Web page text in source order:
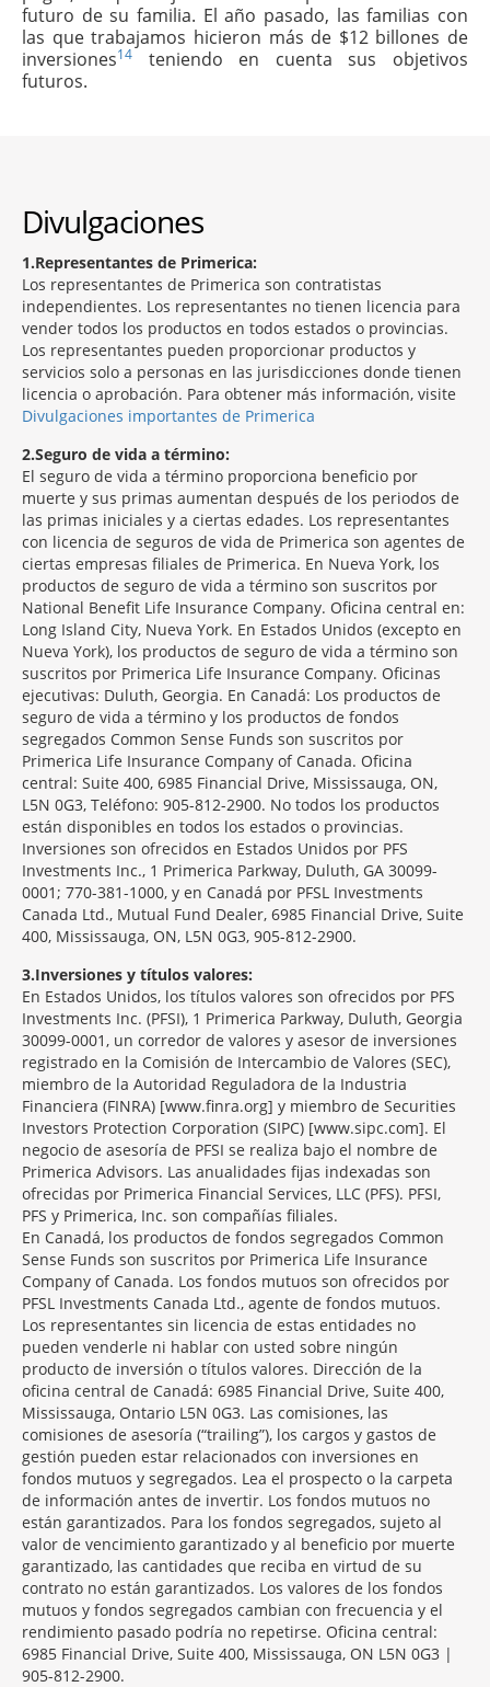
futuro de su familia. El año pasado, las familias con
las que trabajamos hicieron más de $12 billones de
inversiones14
teniendo en cuenta sus objetivos
futuros.
Divulgaciones
1 Representantes de Primerica:
Los representantes de Primerica son contratistas
independientes. Los representantes no tienen licencia para
vender todos los productos en todos estados o provincias.
Los representantes pueden proporcionar productos y
servicios solo a personas en las jurisdicciones donde tienen
licencia o aprobación. Para obtener más información, visite
Divulgaciones importantes de Primerica
2 Seguro de vida a término:
El seguro de vida a término proporciona beneficio por
muerte y sus primas aumentan después de los periodos de
las primas iniciales y a ciertas edades. Los representantes
con licencia de seguros de vida de Primerica son agentes de
ciertas empresas filiales de Primerica. En Nueva York, los
productos de seguro de vida a término son suscritos por
National Benefit Life Insurance Company. Oficina central en:
Long Island City, Nueva York. En Estados Unidos (excepto en
Nueva York), los productos de seguro de vida a término son
suscritos por Primerica Life Insurance Company. Oficinas
ejecutivas: Duluth, Georgia. En Canadá: Los productos de
seguro de vida a término y los productos de fondos
segregados Common Sense Funds son suscritos por
Primerica Life Insurance Company of Canada. Oficina
central: Suite 400, 6985 Financial Drive, Mississauga, ON,
L5N 0G3, Teléfono: 905-812-2900. No todos los productos
están disponibles en todos los estados o provincias.
Inversiones son ofrecidos en Estados Unidos por PFS
Investments Inc., 1 Primerica Parkway, Duluth, GA 30099-
0001; 770-381-1000, y en Canadá por PFSL Investments
Canada Ltd., Mutual Fund Dealer, 6985 Financial Drive, Suite
400, Mississauga, ON, L5N 0G3, 905-812-2900.
3 Inversiones y títulos valores:
En Estados Unidos, los títulos valores son ofrecidos por PFS
Investments Inc. (PFSI), 1 Primerica Parkway, Duluth, Georgia
30099-0001, un corredor de valores y asesor de inversiones
registrado en la Comisión de Intercambio de Valores (SEC),
miembro de la Autoridad Reguladora de la Industria
Financiera (FINRA) [www.finra.org] y miembro de Securities
Investors Protection Corporation (SIPC) [www.sipc.com]. El
negocio de asesoría de PFSI se realiza bajo el nombre de
Primerica Advisors. Las anualidades fijas indexadas son
ofrecidas por Primerica Financial Services, LLC (PFS). PFSI,
PFS y Primerica, Inc. son compañías filiales.
En Canadá, los productos de fondos segregados Common
Sense Funds son suscritos por Primerica Life Insurance
Company of Canada. Los fondos mutuos son ofrecidos por
PFSL Investments Canada Ltd., agente de fondos mutuos.
Los representantes sin licencia de estas entidades no
pueden venderle ni hablar con usted sobre ningún
producto de inversión o títulos valores. Dirección de la
oficina central de Canadá: 6985 Financial Drive, Suite 400,
Mississauga, Ontario L5N 0G3. Las comisiones, las
comisiones de asesoría (“trailing”), los cargos y gastos de
gestión pueden estar relacionados con inversiones en
fondos mutuos y segregados. Lea el prospecto o la carpeta
de información antes de invertir. Los fondos mutuos no
están garantizados. Para los fondos segregados, sujeto al
valor de vencimiento garantizado y al beneficio por muerte
garantizado, las cantidades que reciba en virtud de su
contrato no están garantizados. Los valores de los fondos
mutuos y fondos segregados cambian con frecuencia y el
rendimiento pasado podría no repetirse. Oficina central:
6985 Financial Drive, Suite 400, Mississauga, ON L5N 0G3 |
905-812-2900.